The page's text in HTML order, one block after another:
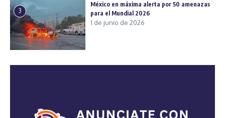
3
México en máxima alerta por 50 amenazas
para el Mundial 2026
1 de junio de 2026